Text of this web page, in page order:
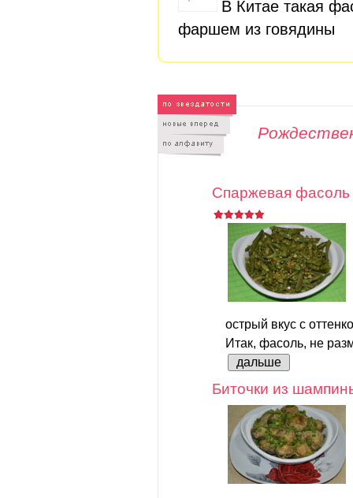
В Китае такая
фаршем из говядины
Спаржевая
острый вкус с
Итак, фасоль, не
дальше
Биточки из